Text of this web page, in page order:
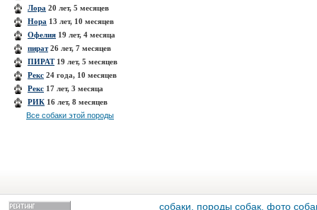
Лора 20 лет, 5 месяцев
Нора 13 лет, 10 месяцев
Офелия 19 лет, 4 месяца
пират26 лет, 7 месяцев
ПИРАТ19 лет, 5 месяцев
Рекс 24 года, 10 месяцев
Рекс 17 лет, 3 месяца
РИК 16 лет, 8 месяцев
Все собаки этой породы
собаки, породы собак, фото